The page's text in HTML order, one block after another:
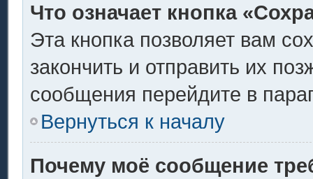
Что означает кнопка
Эта кнопка позволяет вам
закончить и отправить их
сообщения перейдите в
Вернуться к началу
Почему моё сообщение